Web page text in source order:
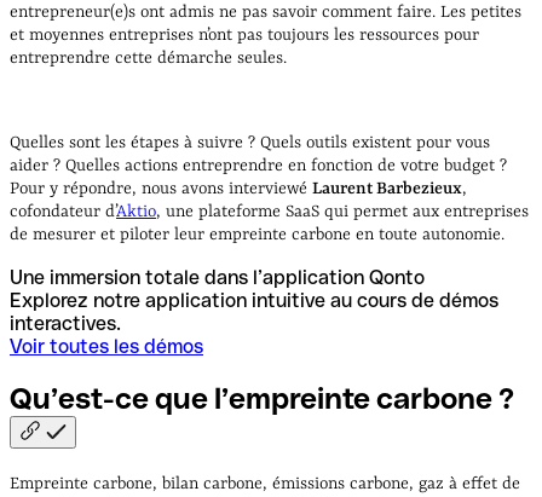
entrepreneur(e)s ont admis ne pas savoir comment faire. Les petites
et moyennes entreprises n’ont pas toujours les ressources pour
entreprendre cette démarche seules.
Quelles sont les étapes à suivre ? Quels outils existent pour vous
aider ? Quelles actions entreprendre en fonction de votre budget ?
Pour y répondre, nous avons interviewé Laurent Barbezieux,
cofondateur d’Aktio, une plateforme SaaS qui permet aux entreprises
de mesurer et piloter leur empreinte carbone en toute autonomie.
Une immersion totale dans l’application Qonto
Explorez notre application intuitive au cours de démos
interactives.
Voir toutes les démos
Qu’est-ce que l’empreinte carbone ?
Empreinte carbone, bilan carbone, émissions carbone, gaz à effet de